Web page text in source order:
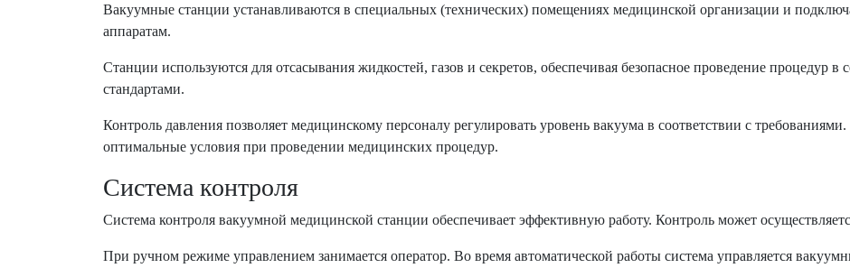
Вакуумные станции устанавливаются в специальных (технических) помещениях медицинской организации и
аппаратам.
Станции используются для отсасывания жидкостей, газов и секретов, обеспечивая безопасное проведение процедур в
стандартами.
Контроль давления позволяет медицинскому персоналу регулировать уровень вакуума в соответствии с
оптимальные условия при проведении медицинских процедур.
Система контроля
Система контроля вакуумной медицинской станции обеспечивает эффективную работу. Контроль может
При ручном режиме управлением занимается оператор. Во время автоматической работы система управляется